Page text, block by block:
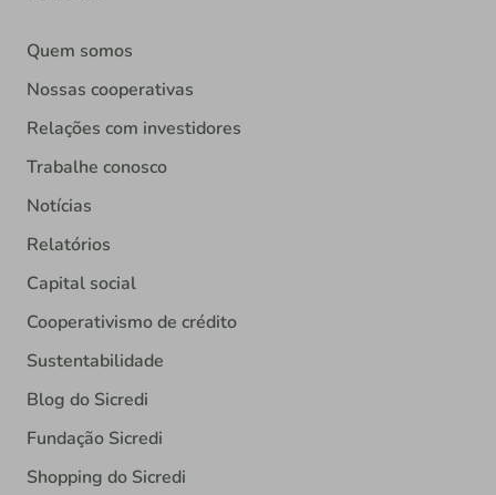
Quem somos
Nossas cooperativas
Relações com investidores
Trabalhe conosco
Notícias
Relatórios
Capital social
Cooperativismo de crédito
Sustentabilidade
Blog do Sicredi
Fundação Sicredi
Shopping do Sicredi